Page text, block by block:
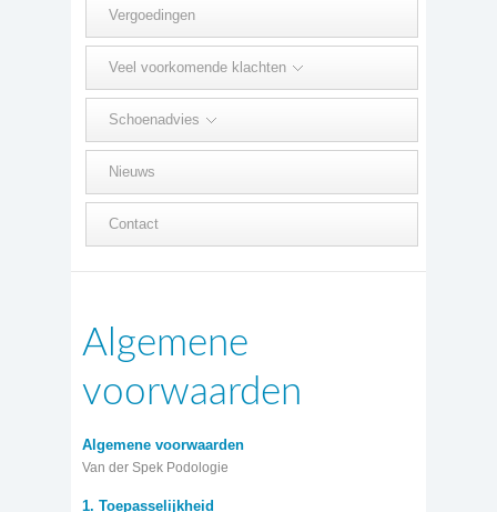
Vergoedingen
Veel voorkomende klachten
Schoenadvies
Nieuws
Contact
Algemene
voorwaarden
Algemene voorwaarden
Van der Spek Podologie
1. Toepasselijkheid